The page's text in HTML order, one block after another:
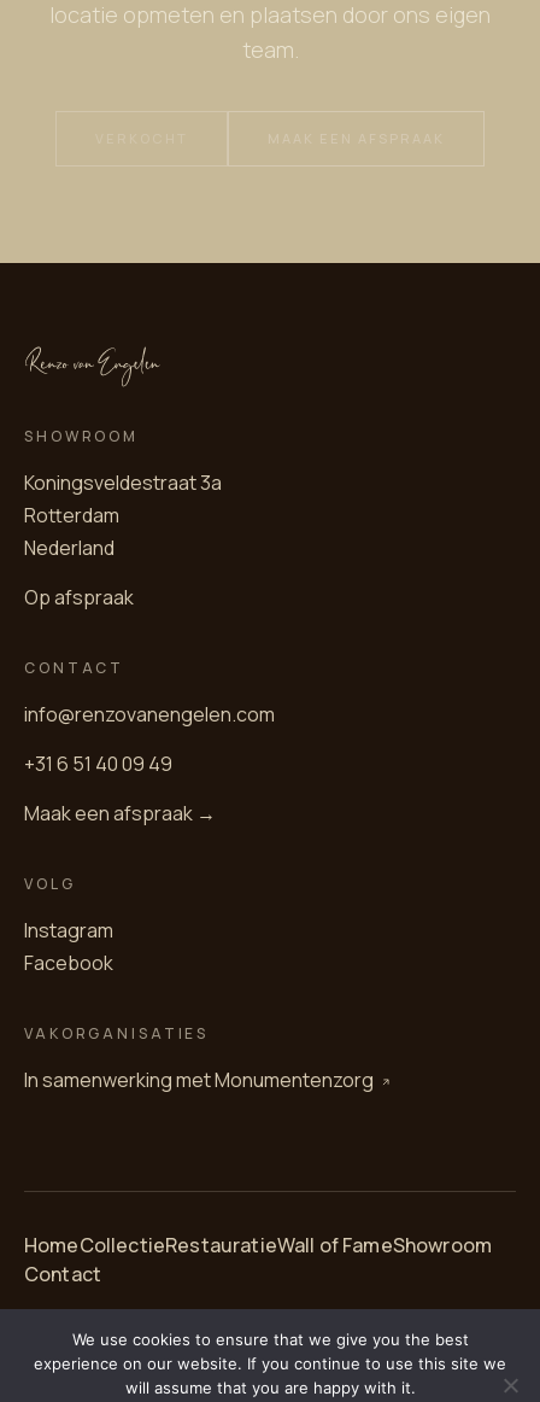
locatie opmeten en plaatsen door ons eigen
team.
MAAK EEN AFSPRAAK
SHOWROOM
Koningsveldestraat 3a
Rotterdam
Nederland
Op afspraak
CONTACT
info@renzovanengelen.com
+31 6 51 40 09 49
Maak een afspraak →
VOLG
Instagram
Facebook
VAKORGANISATIES
In samenwerking metMonumentenzorg
HomeCollectieRestauratieWall of FameShowroom
Contact
© 2026 Renzo van Engelen — atelier sinds 1987
Algemene voorwaarden· KvK 24319755
We use cookies to ensure that we give you the best
experience on our website. If you continue to use this site we
will assume that you are happy with it.